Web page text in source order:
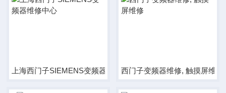
上海西门子SIEMENS变频器维修中心西门子变频器维修, 触摸屏维修